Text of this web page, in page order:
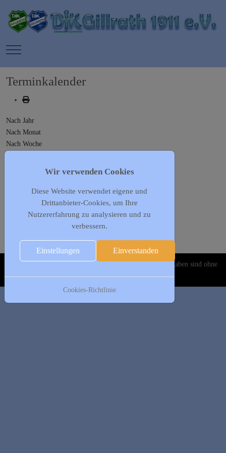
Mobile Menu Toggle
Terminkalender
Nach Jahr
Nach Monat
Nach Woche
Gehe zu Monat
Gehe zu Monat
Vorheriger Tag
Freitag, 12. Juni 2026
Es wurden keine Events gefunden
Copyright © 2020-2026 DJK Gillrath 1911 e. V. Alle Angaben sind ohne
Gewähr!
Wir verwenden Cookies
Diese Website verwendet eigene und
Drittanbieter-Cookies, um Ihre
Nutzererfahrung zu analysieren und zu
verbessern.
Einstellungen Einverstanden
Cookies-Richtlinie